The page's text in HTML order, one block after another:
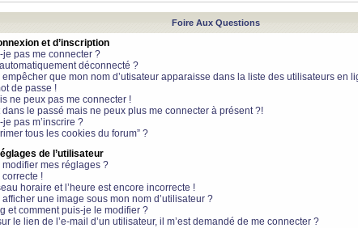
Foire Aux Questions
et d’inscription
je pas me connecter ?
déconnecté ?
que mon nom d’utisateur apparaisse dans la liste des utilisateurs en
de passe !
ne peux pas me connecter !
le passé mais ne peux plus me connecter à présent ?!
pas m’inscrire ?
tous les cookies du forum” ?
de l’utilisateur
mes réglages ?
correcte !
horaire et l’heure est encore incorrecte !
une image sous mon nom d’utilisateur ?
et comment puis-je le modifier ?
le lien de l’e-mail d’un utilisateur, il m’est demandé de me connecter ?